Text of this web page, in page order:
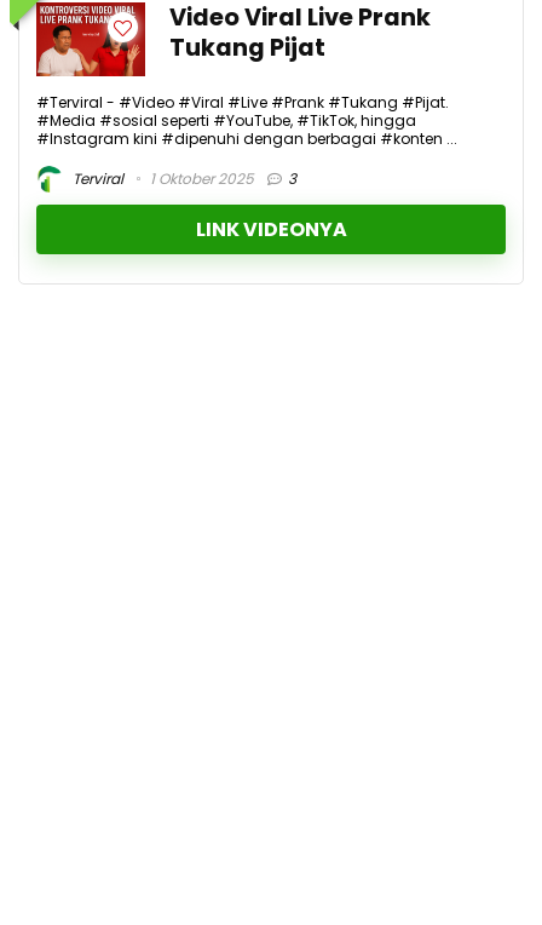
Video Viral Live Prank
Tukang Pijat
#Terviral - #Video #Viral #Live #Prank #Tukang #Pijat.
#Media #sosial seperti #YouTube, #TikTok, hingga
#Instagram kini #dipenuhi dengan berbagai #konten ...
Terviral
1 Oktober 2025 3
LINK VIDEONYA